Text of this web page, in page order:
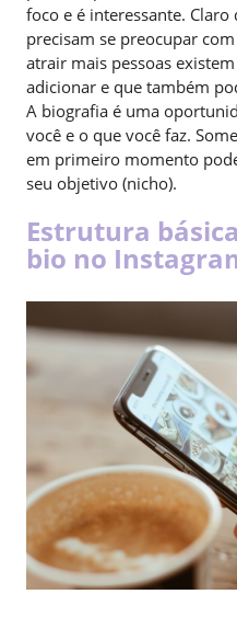
foco e é interessante.
precisam se preocupar
atrair mais pessoas
adicionar e que também
A biografia é uma
você e o que você faz.
em primeiro momento
seu objetivo (nicho).
Estrutura
bio no